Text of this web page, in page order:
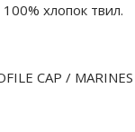
хлопок твил.
CAP /